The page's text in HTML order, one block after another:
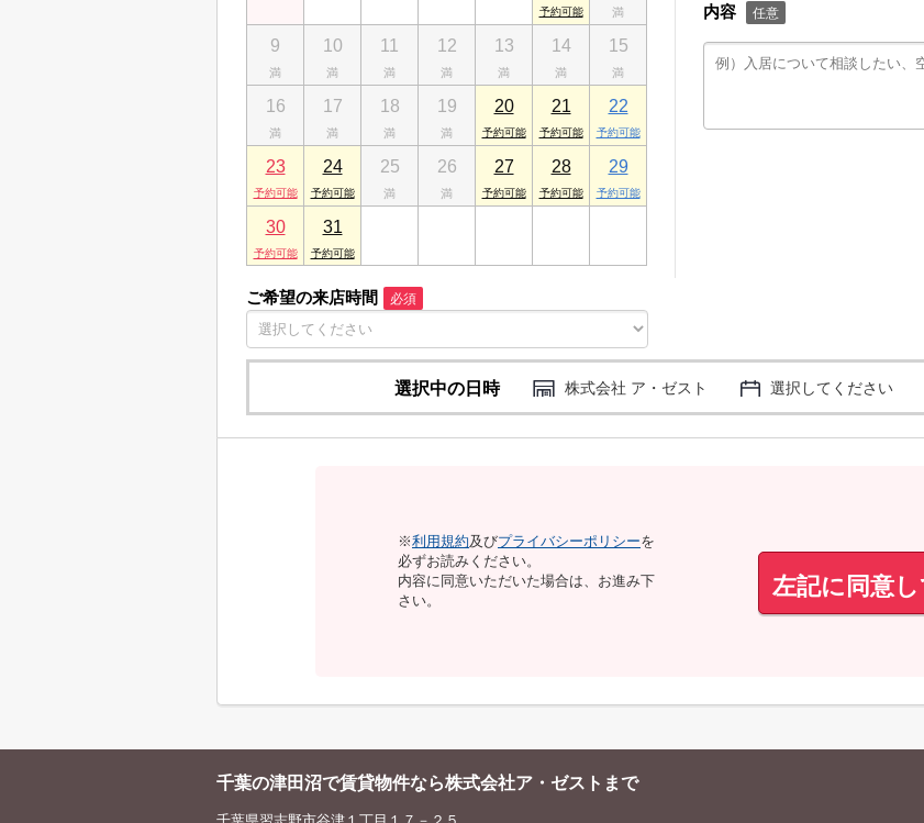
9 10 11 12 13 14 15
16 17 18 19 20 21 22
23 24 25 26 27 28 29
30 31
ご希望の来店時間 必須
内容 任意
選択中の日時 株式会社 ア・ゼスト 選択してください
※利用規約及びプライバシーポリシーを
必ずお読みください。
内容に同意いただいた場合は、お進み下
さい。
左記に同意
千葉の津田沼で賃貸物件なら株式会社ア・ゼストまで